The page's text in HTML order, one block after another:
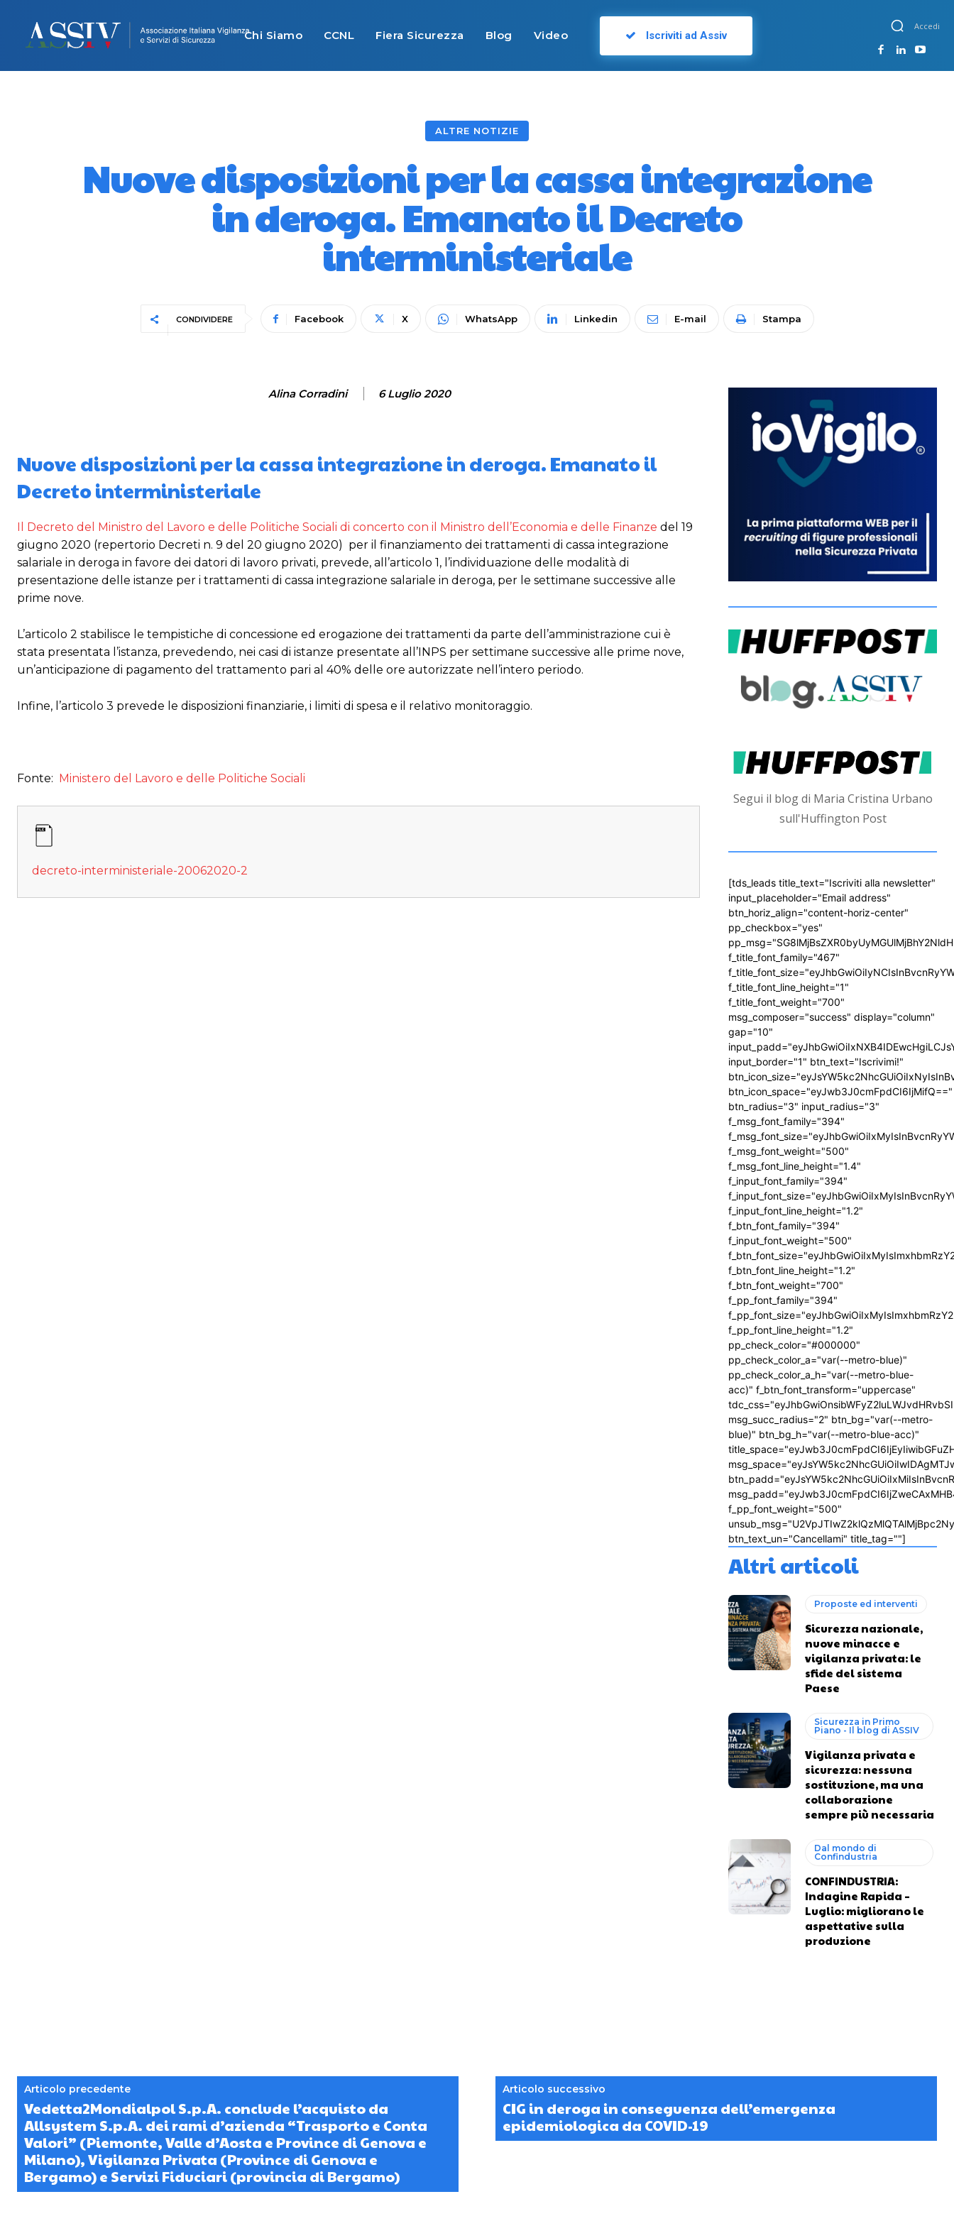
Chi Siamo CCNL Fiera Sicurezza Blog Video Iscriviti ad Assiv
Accedi
ALTRE NOTIZIE
Nuove disposizioni per la cassa integrazione
in deroga. Emanato il Decreto
interministeriale
CONDIVIDERE Facebook X WhatsApp Linkedin E-mail Stampa
Alina Corradini 6 Luglio 2020
Nuove disposizioni per la cassa integrazione in deroga. Emanato il
Decreto interministeriale
Il Decreto del Ministro del Lavoro e delle Politiche Sociali di concerto con il Ministro dell’Economia e delle Finanze del 19
giugno 2020 (repertorio Decreti n. 9 del 20 giugno 2020) per il finanziamento dei trattamenti di cassa integrazione
salariale in deroga in favore dei datori di lavoro privati, prevede, all’articolo 1, l’individuazione delle modalità di
presentazione delle istanze per i trattamenti di cassa integrazione salariale in deroga, per le settimane successive alle
prime nove.
L’articolo 2 stabilisce le tempistiche di concessione ed erogazione dei trattamenti da parte dell’amministrazione cui è
stata presentata l’istanza, prevedendo, nei casi di istanze presentate all’INPS per settimane successive alle prime nove,
un’anticipazione di pagamento del trattamento pari al 40% delle ore autorizzate nell’intero periodo.
Infine, l’articolo 3 prevede le disposizioni finanziarie, i limiti di spesa e il relativo monitoraggio.
Fonte: Ministero del Lavoro e delle Politiche Sociali
decreto-interministeriale-20062020-2
Segui il blog di Maria Cristina Urbano
sull'Huffington Post
[tds_leads title_text="Iscriviti alla newsletter"
input_placeholder="Email address"
btn_horiz_align="content-horiz-center"
pp_checkbox="yes"
f_title_font_family="467"
f_title_font_line_height="1"
f_title_font_weight="700"
msg_composer="success" display="column"
gap="10"
input_border="1" btn_text="Iscrivimi!"
btn_icon_space="eyJwb3J0cmFpdCI6IjMifQ=="
btn_radius="3" input_radius="3"
f_msg_font_family="394"
f_msg_font_weight="500"
f_msg_font_line_height="1.4"
f_input_font_family="394"
f_input_font_line_height="1.2"
f_btn_font_family="394"
f_input_font_weight="500"
f_btn_font_line_height="1.2"
f_btn_font_weight="700"
f_pp_font_family="394"
f_pp_font_line_height="1.2"
pp_check_color="#000000"
pp_check_color_a="var(--metro-blue)"
pp_check_color_a_h="var(--metro-blue-
acc)" f_btn_font_transform="uppercase"
msg_succ_radius="2" btn_bg="var(--metro-
blue)" btn_bg_h="var(--metro-blue-acc)"
f_pp_font_weight="500"
btn_text_un="Cancellami" title_tag=""]
Altri articoli
Proposte ed interventi
Sicurezza nazionale,
nuove minacce e
vigilanza privata: le
sfide del sistema
Paese
Sicurezza in Primo
Piano - Il blog di ASSIV
Vigilanza privata e
sicurezza: nessuna
sostituzione, ma una
collaborazione
sempre più necessaria
Dal mondo di
Confindustria
CONFINDUSTRIA:
Indagine Rapida –
Luglio: migliorano le
aspettative sulla
produzione
Articolo precedente
Vedetta2Mondialpol S.p.A. conclude l’acquisto da
Allsystem S.p.A. dei rami d’azienda “Trasporto e Conta
Valori” (Piemonte, Valle d’Aosta e Province di Genova e
Milano), Vigilanza Privata (Province di Genova e
Bergamo) e Servizi Fiduciari (provincia di Bergamo)
Articolo successivo
CIG in deroga in conseguenza dell’emergenza
epidemiologica da COVID-19